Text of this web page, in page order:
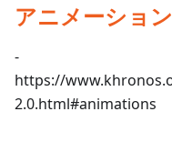
アニメーション
-
https://
2.0.html#animations